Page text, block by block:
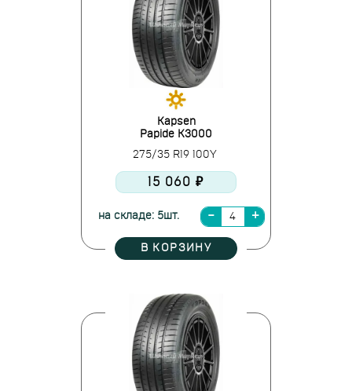
Kapsen
Papide K3000
275/35 R19 100Y
15 060 ₽
на складе: 5шт.
В КОРЗИНУ